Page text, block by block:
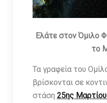
Ελάτε στον Όμιλο
το
Τα γραφεία του
βρίσκονται σε
στάση 25ης